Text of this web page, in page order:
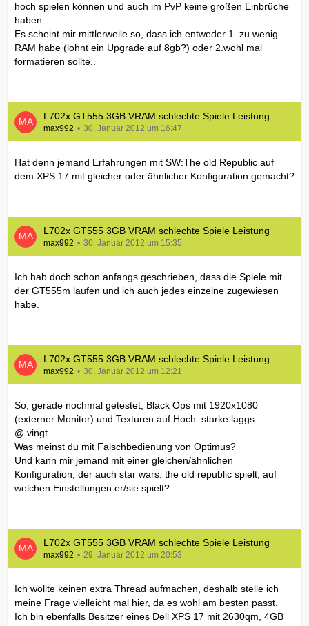
hoch spielen können und auch im PvP keine großen Einbrüche
haben.
Es scheint mir mittlerweile so, dass ich entweder 1. zu wenig
RAM habe (lohnt ein Upgrade auf 8gb?) oder 2.wohl mal
formatieren sollte..
L702x GT555 3GB VRAM schlechte Spiele Leistung
max992 30. Januar 2012 um 16:47
Hat denn jemand Erfahrungen mit SW:The old Republic auf
dem XPS 17 mit gleicher oder ähnlicher Konfiguration gemacht?
L702x GT555 3GB VRAM schlechte Spiele Leistung
max992 30. Januar 2012 um 15:35
Ich hab doch schon anfangs geschrieben, dass die Spiele mit
der GT555m laufen und ich auch jedes einzelne zugewiesen
habe.
L702x GT555 3GB VRAM schlechte Spiele Leistung
max992 30. Januar 2012 um 12:21
So, gerade nochmal getestet; Black Ops mit 1920x1080
(externer Monitor) und Texturen auf Hoch: starke laggs.
@ vingt
Was meinst du mit Falschbedienung von Optimus?
Und kann mir jemand mit einer gleichen/ähnlichen
Konfiguration, der auch star wars: the old republic spielt, auf
welchen Einstellungen er/sie spielt?
L702x GT555 3GB VRAM schlechte Spiele Leistung
max992 29. Januar 2012 um 20:53
Ich wollte keinen extra Thread aufmachen, deshalb stelle ich
meine Frage vielleicht mal hier, da es wohl am besten passt.
Ich bin ebenfalls Besitzer eines Dell XPS 17 mit 2630qm, 4GB